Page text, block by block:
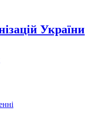
України